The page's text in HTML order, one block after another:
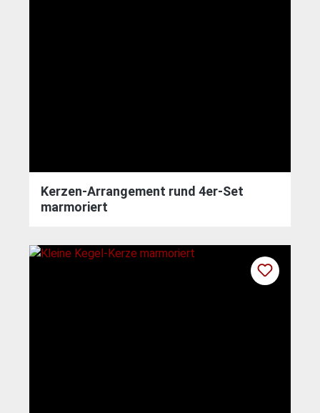
Kerzen-Arrangement rund 4er-Set
marmoriert